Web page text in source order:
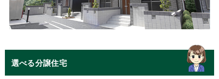
選べる分譲住宅